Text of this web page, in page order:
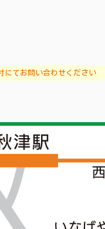
にてお問い合わせください